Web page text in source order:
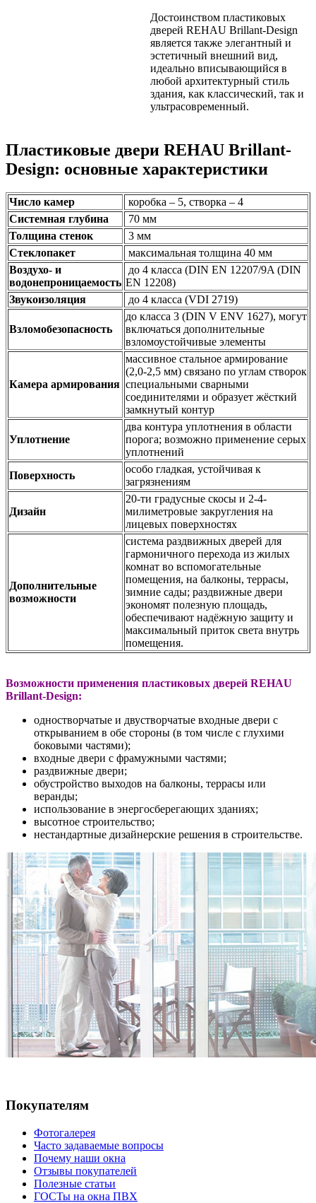
Достоинством пластиковых
дверей REHAU Brillant-Design
является также элегантный и
эстетичный внешний вид,
идеально вписывающийся в
любой архитектурный стиль
здания, как классический, так и
ультрасовременный.
Пластиковые двери REHAU Brillant-
Design: основные характеристики
Число камер
коробка – 5, створка – 4
Системная глубина
70 мм
Толщина стенок
3 мм
Стеклопакет
максимальная толщина 40 мм
Воздухо- и
водонепроницаемость
до 4 класса (DIN EN 12207/9A (DIN
EN 12208)
Звукоизоляция
до 4 класса (VDI 2719)
Взломобезопасность
до класса 3 (DIN V ENV 1627), могут
включаться дополнительные
взломоустойчивые элементы
Камера армирования
массивное стальное армирование
(2,0-2,5 мм) связано по углам створок
специальными сварными
соединителями и образует жёсткий
замкнутый контур
Уплотнение
два контура уплотнения в области
порога; возможно применение серых
уплотнений
Поверхность
особо гладкая, устойчивая к
загрязнениям
Дизайн
20-ти градусные скосы и 2-4-
милиметровые закругления на
лицевых поверхностях
Дополнительные
возможности
система раздвижных дверей для
гармоничного перехода из жилых
комнат во вспомогательные
помещения, на балконы, террасы,
зимние сады; раздвижные двери
экономят полезную площадь,
обеспечивают надёжную защиту и
максимальный приток света внутрь
помещения.
Возможности применения пластиковых дверей REHAU
Brillant-Design:
одностворчатые и двустворчатые входные двери с
открыванием в обе стороны (в том числе с глухими
боковыми частями);
входные двери с фрамужными частями;
раздвижные двери;
обустройство выходов на балконы, террасы или
веранды;
использование в энергосберегающих зданиях;
высотное строительство;
нестандартные дизайнерские решения в строительстве.
Покупателям
Фотогалерея
Часто задаваемые вопросы
Почему наши окна
Отзывы покупателей
Полезные статьи
ГОСТы на окна ПВХ